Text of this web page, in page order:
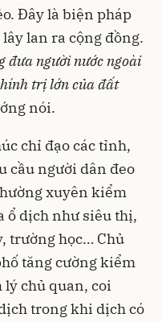
Đây là biện pháp
lan ra cộng đồng.
đưa người nước ngoài
trị lớn của đất
nói.
chỉ đạo các tỉnh,
cầu người dân đeo
xuyên kiểm
ổ dịch như siêu thị,
trường học… Chủ
tăng cường kiểm
lý chủ quan, coi
trong khi dịch có